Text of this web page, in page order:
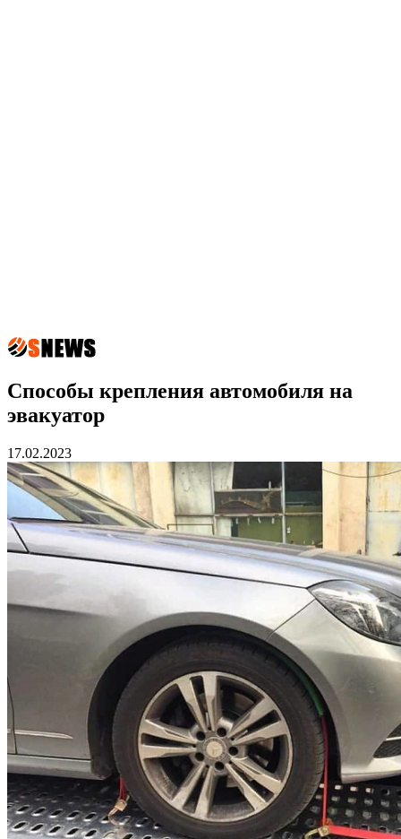
Способы крепления автомобиля на
эвакуатор
17.02.2023